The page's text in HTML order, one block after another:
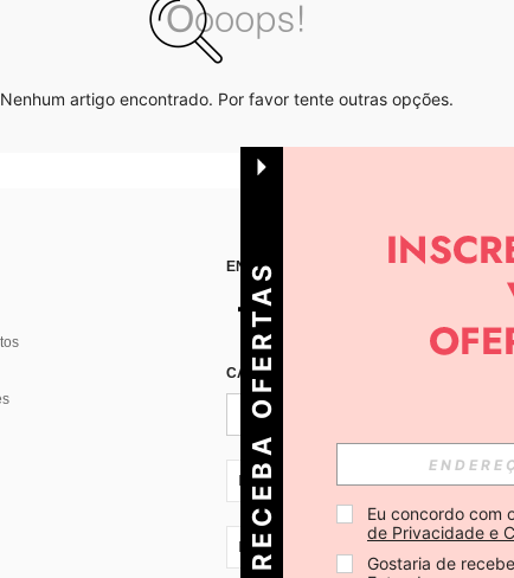
Nenhum artigo encontrado. Por favor tente outras opções.
ENCONTRE-NOS EM
CADASTRE-SE PARA RECEBER
PT + 351
PT + 351
R
E
C
E
B
A
O
E
R
T
A
S
D
I
Á Eu concordo com
de Privacidade e
Gostaria de